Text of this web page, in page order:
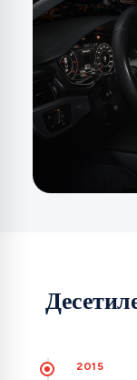
2015